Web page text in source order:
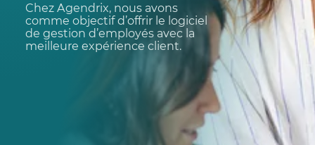
Chez Agendrix, nous avons
comme objectif d’offrir le logiciel
de gestion d’employés avec la
meilleure expérience client.